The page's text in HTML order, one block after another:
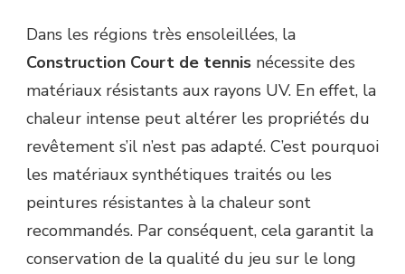
Dans les régions très ensoleillées, la
Construction Court de tennis nécessite des
matériaux résistants aux rayons UV. En effet, la
chaleur intense peut altérer les propriétés du
revêtement s’il n’est pas adapté. C’est pourquoi
les matériaux synthétiques traités ou les
peintures résistantes à la chaleur sont
recommandés. Par conséquent, cela garantit la
conservation de la qualité du jeu sur le long